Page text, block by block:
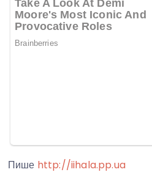
Пише http://iihala.pp.ua